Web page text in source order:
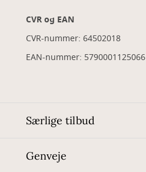
CVR og EAN
CVR-nummer: 64502018
EAN-nummer: 5790001125066
Særlige tilbud
Genveje